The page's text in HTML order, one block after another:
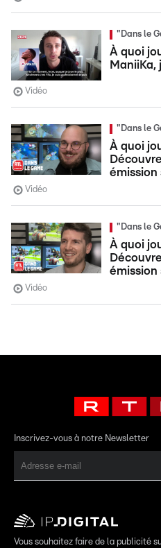
"Dans le
À quoi
ManiiKa,
Vidéo
"Dans le
À quoi
émission
Vidéo
"Dans le
À quoi
émission
Vidéo
Inscrivez-vous à notre Newsletter
Vous souhaitez faire de la publicité